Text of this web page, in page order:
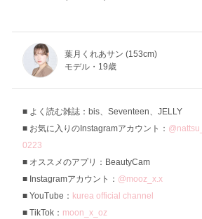
葉月くれあサン (153cm)
モデル・19歳
よく読む雑誌：bis、Seventeen、JELLY
お気に入りのInstagramアカウント：
0223
オススメのアプリ：BeautyCam
Instagramアカウント： @mooz_x.x
YouTube： kurea official channel
TikTok： moon_x_oz